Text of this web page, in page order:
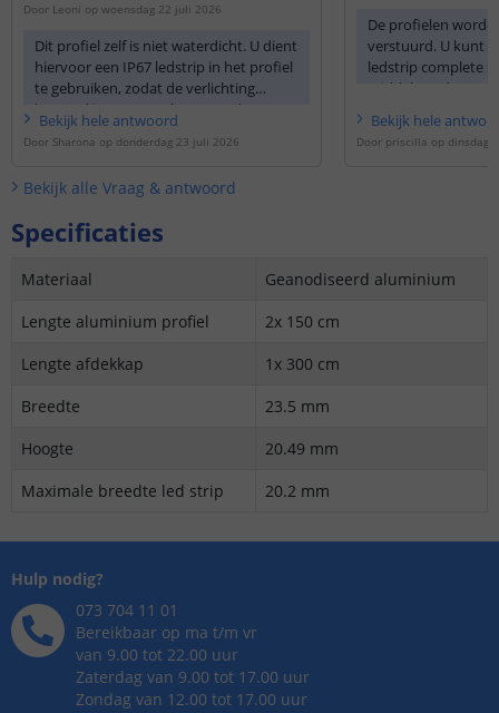
Door Leoni op woensdag 22 juli 2026
Dit profiel zelf is niet waterdicht. U dient
hiervoor een IP67 ledstrip in het profiel
te gebruiken, zodat de verlichting
bestand is tegen vocht en condens.
Bekijk hele antwoord
Door Sharona op donderdag 23 juli 2026
De profielen
verstuurd. U kunt
ledstrip complete
middels
..
Bekijk hele
Door priscilla op dinsdag
Bekijk alle Vraag & antwoord
Specificaties
Materiaal
Geanodiseerd aluminium
Lengte aluminium profiel
2x 150 cm
Lengte afdekkap
1x 300 cm
Breedte
23.5 mm
Hoogte
20.49 mm
Maximale breedte led strip
20.2 mm
Hulp nodig?
073 704 11 01
Bereikbaar op ma t/m vr
van 9.00 tot 22.00 uur
Zaterdag van 9.00 tot 17.00 uur
Zondag van 12.00 tot 17.00 uur